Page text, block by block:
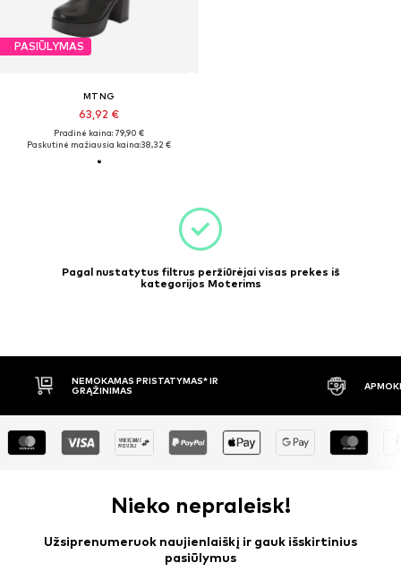
PASIŪLYMAS
MTNG
63,92 €
Pradinė kaina: 79,90 €
Paskutinė mažiausia kaina:38,32 €
Pagal nustatytus filtrus peržiūrėjai visas prekes iš
kategorijos Moterims
NEMOKAMAS PRISTATYMAS* IR
GRĄŽINIMAS
Nieko nepraleisk!
Užsiprenumeruok naujienlaiškį ir gauk išskirtinius
pasiūlymus